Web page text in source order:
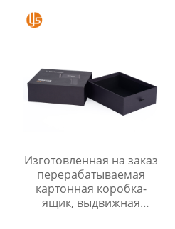
Изготовленная на заказ
перерабатываемая
картонная коробка-
ящик, выдвижная